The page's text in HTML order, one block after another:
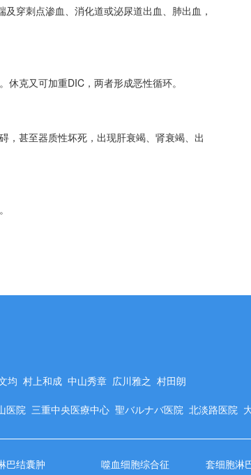
穿刺点渗血、消化道或泌尿道出血、肺出血，
克又可加重DIC，两者形成恶性循环。
，甚至器质性坏死，出现肝衰竭、肾衰竭、出
均 村上和成 中山秀章 広川雅之 村田朗
医院 三重中央医療中心 聖バルナバ医院 北淡路医院
巴结囊肿 噬血细胞综合征 套细胞淋